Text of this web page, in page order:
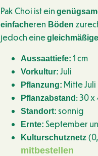
Pak Choi ist ein
einfacheren Böden
jedoch eine
Aussaattiefe: 1 cm
Vorkultur: Juli
Pflanzung: Mitte
Pflanzabstand : 30 x
Standort: sonnig
Ernte: September
Kulturschutznetz
mitbestellen